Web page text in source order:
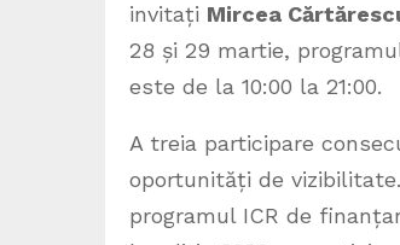
invitați Mircea
28 și 29 martie,
este de la 10:00 la 21:00.
A treia participare
oportunități de
programul ICR de